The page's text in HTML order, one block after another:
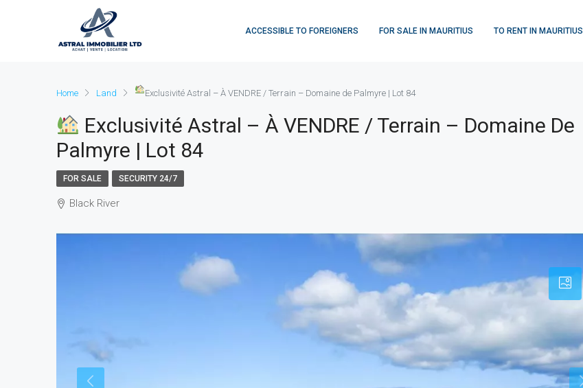
ACCESSIBLE TO FOREIGNERS FOR SALE IN MAURITIUS TO RENT IN MAURITIUS
Home Land Exclusivité Astral – À VENDRE / Terrain – Domaine de Palmyre | Lot 84
Exclusivité Astral – À VENDRE / Terrain – Domaine De
Palmyre | Lot 84
FOR SALE SECURITY 24/7
Black River